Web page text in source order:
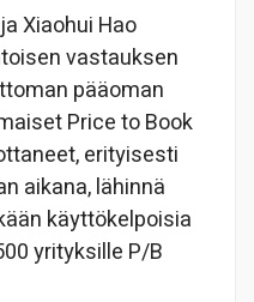
Xiaohui Hao
vastauksen
pääoman
Price to Book
erityisesti
aikana, lähinnä
käyttökelpoisia
yrityksille P/B